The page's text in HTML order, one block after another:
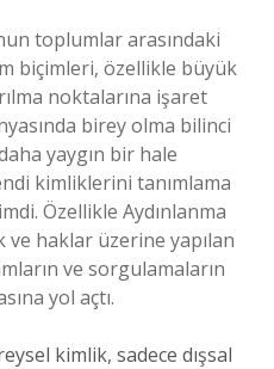
toplumlar arasındaki
biçimleri, özellikle büyük
noktalarına işaret
birey olma bilinci
yaygın bir hale
kimliklerini tanımlama
Özellikle Aydınlanma
haklar üzerine yapılan
ve sorgulamaların
yol açtı.
kimlik, sadece dışsal